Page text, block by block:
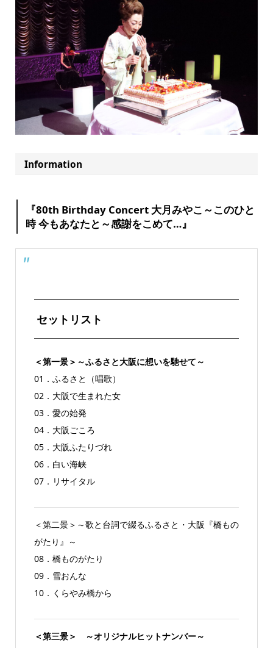
Information
『80th Birthday Concert 大月みやこ～このひと
時 今もあなたと～感謝をこめて…』
セットリスト
＜第一景＞～ふるさと大阪に想いを馳せて～
01．ふるさと（唱歌）
02．大阪で生まれた女
03．愛の始発
04．大阪ごころ
05．大阪ふたりづれ
06．白い海峡
07．リサイタル
＜第二景＞～歌と台詞で綴るふるさと・大阪『橋もの
がたり』～
08．橋ものがたり
09．雪おんな
10．くらやみ橋から
＜第三景＞ ～オリジナルヒットナンバー～